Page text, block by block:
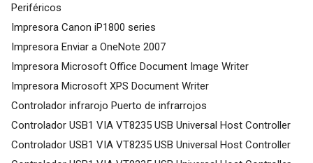
Periféricos
Impresora Canon iP1800 series
Impresora Enviar a OneNote 2007
Impresora Microsoft Office Document Image Writer
Impresora Microsoft XPS Document Writer
Controlador infrarojo Puerto de infrarrojos
Controlador USB1 VIA VT8235 USB Universal Host Controller
Controlador USB1 VIA VT8235 USB Universal Host Controller